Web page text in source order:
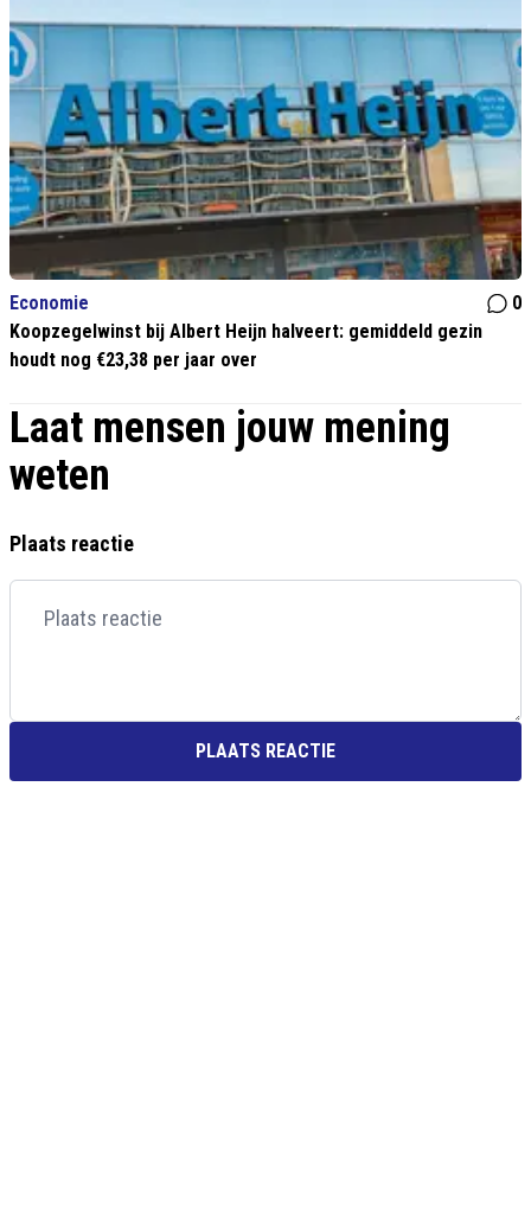
Economie
0
Koopzegelwinst bij Albert Heijn halveert: gemiddeld gezin
houdt nog €23,38 per jaar over
Laat mensen jouw mening
weten
Plaats reactie
PLAATS REACTIE